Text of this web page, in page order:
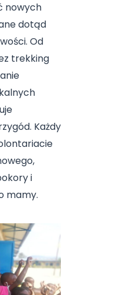
nowych
dotąd
Od
trekking
Każdy
i
mamy.